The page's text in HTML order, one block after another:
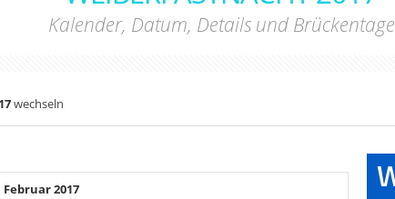
Kalender, Datum, Details und Brückentage
wechseln
2017